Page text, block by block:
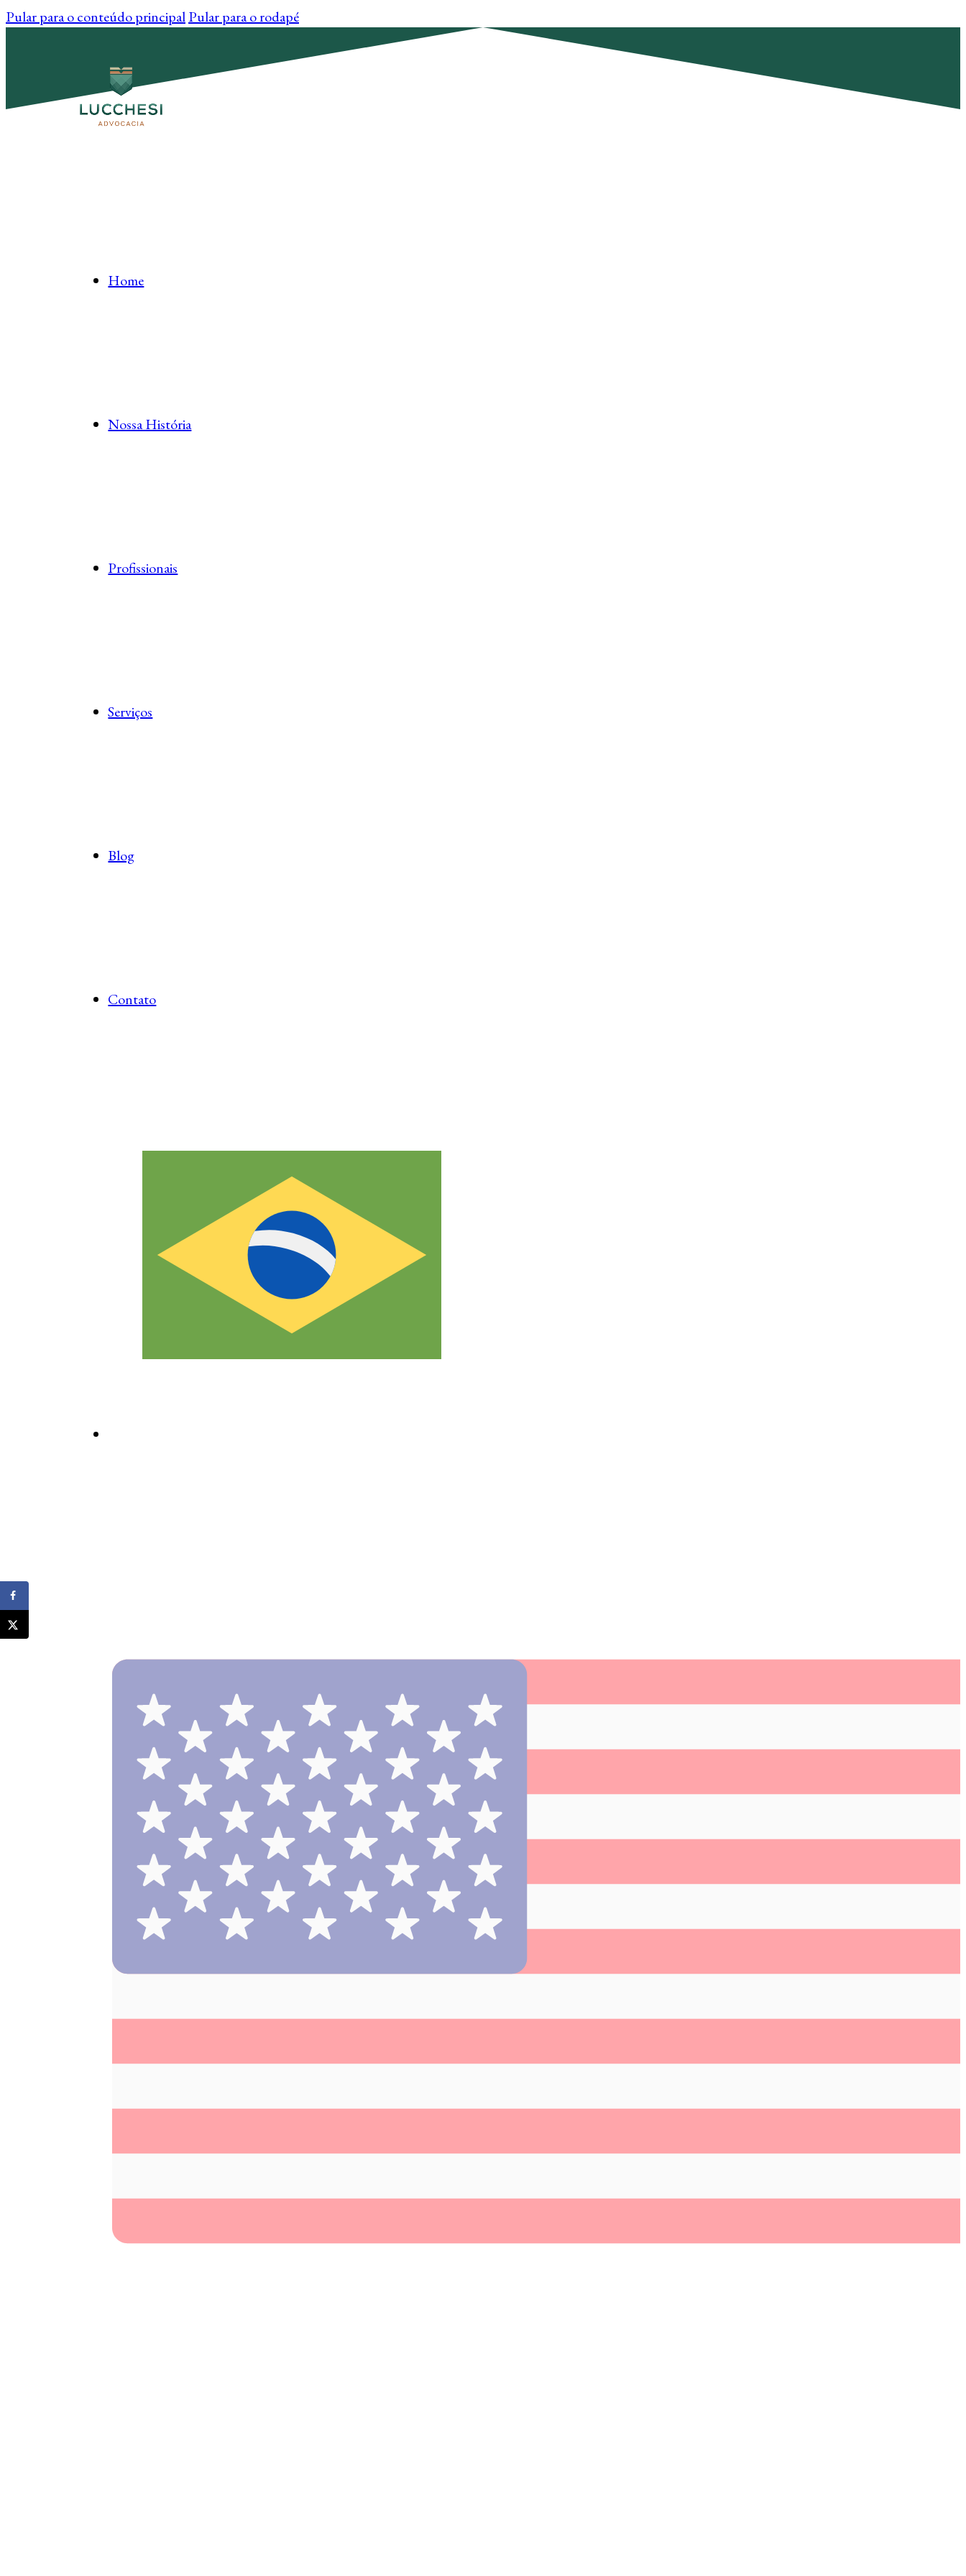
Pular para o conteúdo principalPular para o rodapé
Home
Nossa História
Profissionais
Serviços
Blog
Contato